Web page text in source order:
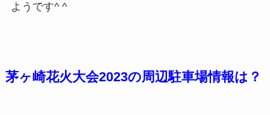
ようです^ ^
茅ヶ崎花火大会2023の周辺駐車場情報は？